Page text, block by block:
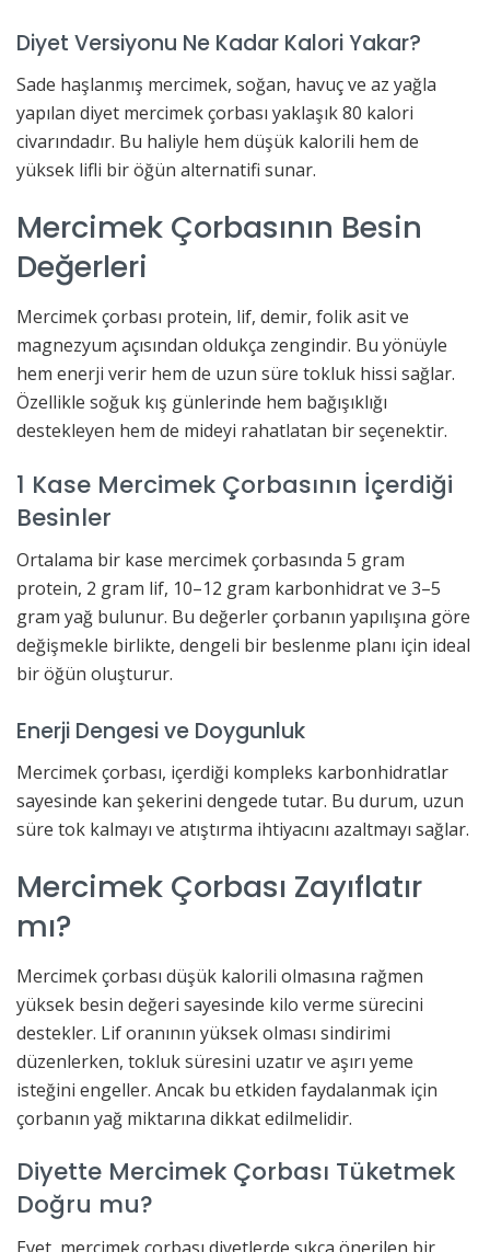
Diyet Versiyonu Ne Kadar Kalori Yakar?
Sade haşlanmış mercimek, soğan, havuç ve az yağla
yapılan diyet mercimek çorbası yaklaşık 80 kalori
civarındadır. Bu haliyle hem düşük kalorili hem de
yüksek lifli bir öğün alternatifi sunar.
Mercimek Çorbasının Besin
Değerleri
Mercimek çorbası protein, lif, demir, folik asit ve
magnezyum açısından oldukça zengindir. Bu yönüyle
hem enerji verir hem de uzun süre tokluk hissi sağlar.
Özellikle soğuk kış günlerinde hem bağışıklığı
destekleyen hem de mideyi rahatlatan bir seçenektir.
1 Kase Mercimek Çorbasının İçerdiği
Besinler
Ortalama bir kase mercimek çorbasında 5 gram
protein, 2 gram lif, 10–12 gram karbonhidrat ve 3–5
gram yağ bulunur. Bu değerler çorbanın yapılışına göre
değişmekle birlikte, dengeli bir beslenme planı için ideal
bir öğün oluşturur.
Enerji Dengesi ve Doygunluk
Mercimek çorbası, içerdiği kompleks karbonhidratlar
sayesinde kan şekerini dengede tutar. Bu durum, uzun
süre tok kalmayı ve atıştırma ihtiyacını azaltmayı sağlar.
Mercimek Çorbası Zayıflatır
mı?
Mercimek çorbası düşük kalorili olmasına rağmen
yüksek besin değeri sayesinde kilo verme sürecini
destekler. Lif oranının yüksek olması sindirimi
düzenlerken, tokluk süresini uzatır ve aşırı yeme
isteğini engeller. Ancak bu etkiden faydalanmak için
çorbanın yağ miktarına dikkat edilmelidir.
Diyette Mercimek Çorbası Tüketmek
Doğru mu?